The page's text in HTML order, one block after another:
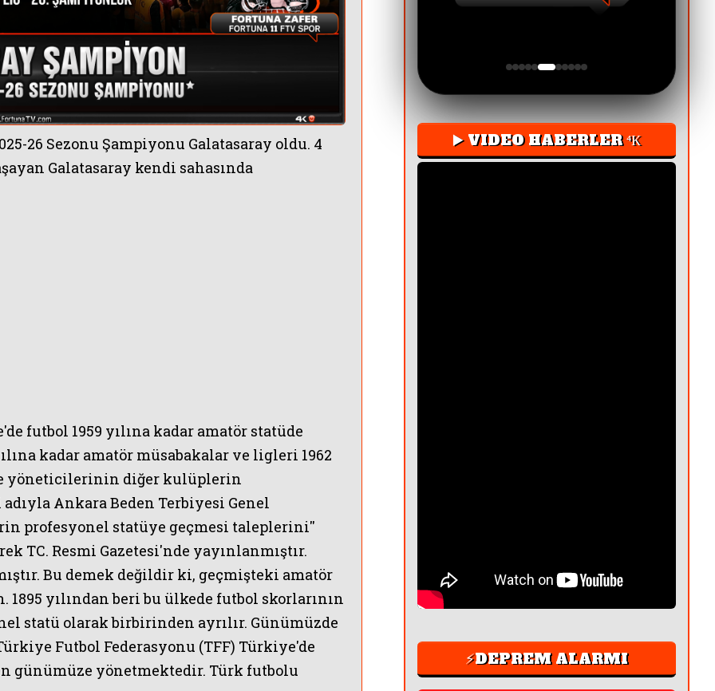
26 Sezonu Şampiyonu Galatasaray oldu. 4
Galatasaray kendi sahasında
futbol 1959 yılına kadar amatör statüde
kadar amatör müsabakalar ve ligleri 1962
yöneticilerinin diğer kulüplerin
Ankara Beden Terbiyesi Genel
profesyonel statüye geçmesi taleplerini''
TC. Resmi Gazetesi'nde yayınlanmıştır.
Bu demek değildir ki, geçmişteki amatör
yılından beri bu ülkede futbol skorlarının
statü olarak birbirinden ayrılır. Günümüzde
Futbol Federasyonu (TFF) Türkiye'de
günümüze yönetmektedir. Türk futbolu
▶️ VIDEO HABERLER ⁴К
⚡DEPREM ALARMI